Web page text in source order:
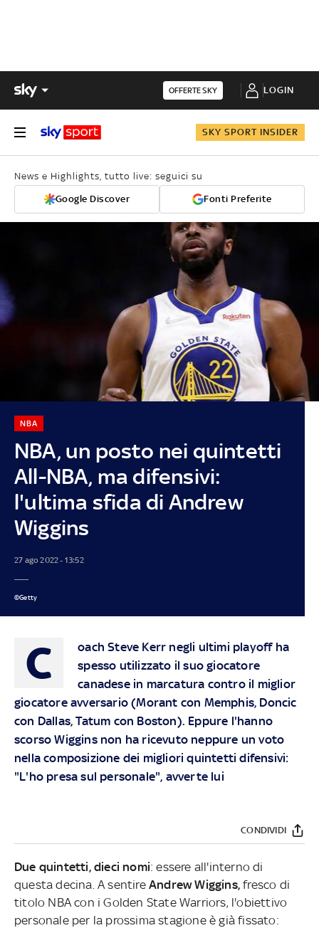
OFFERTE SKY LOGIN
SKY SPORT INSIDER
News e Highlights, tutto live: seguici su
Google Discover Fonti Preferite
NBA, un posto nei quintetti
All-NBA, ma difensivi:
l'ultima sfida di Andrew
Wiggins
NBA
27 ago 2022 - 13:52
©Getty
C
oach Steve Kerr negli ultimi playoff ha
spesso utilizzato il suo giocatore
canadese in marcatura contro il miglior
giocatore avversario (Morant con Memphis, Doncic
con Dallas, Tatum con Boston). Eppure l'hanno
scorso Wiggins non ha ricevuto neppure un voto
nella composizione dei migliori quintetti difensivi:
"L'ho presa sul personale", avverte lui
CONDIVIDI
Due quintetti, dieci nomi: essere all'interno di
questa decina. A sentireAndrew Wiggins, fresco di
titolo NBA con i Golden State Warriors, l'obiettivo
personale per la prossima stagione è già fissato: